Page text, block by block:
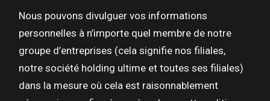
Nous pouvons divulguer vos informations
personnelles à n’importe quel membre de notre
groupe d’entreprises (cela signifie nos filiales,
notre société holding ultime et toutes ses filiales)
dans la mesure où cela est raisonnablement